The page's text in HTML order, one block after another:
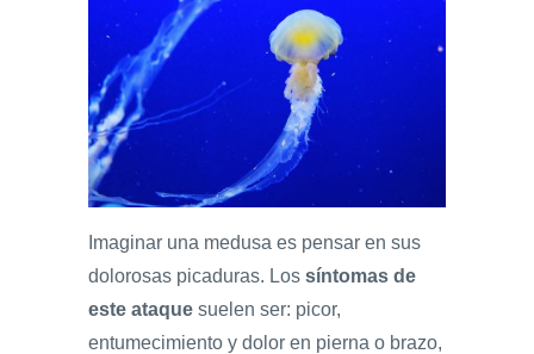
Imaginar una medusa es pensar en sus
dolorosas picaduras. Los síntomas de
este ataque suelen ser: picor,
entumecimiento y dolor en pierna o brazo,